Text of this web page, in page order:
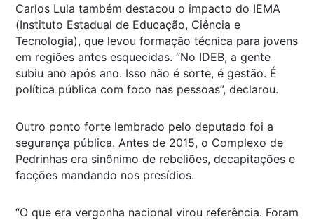
Carlos Lula também destacou o impacto do IEMA
(Instituto Estadual de Educação, Ciência e
Tecnologia), que levou formação técnica para jovens
em regiões antes esquecidas. “No IDEB, a gente
subiu ano após ano. Isso não é sorte, é gestão. É
política pública com foco nas pessoas”, declarou.
Outro ponto forte lembrado pelo deputado foi a
segurança pública. Antes de 2015, o Complexo de
Pedrinhas era sinônimo de rebeliões, decapitações e
facções mandando nos presídios.
“O que era vergonha nacional virou referência. Foram